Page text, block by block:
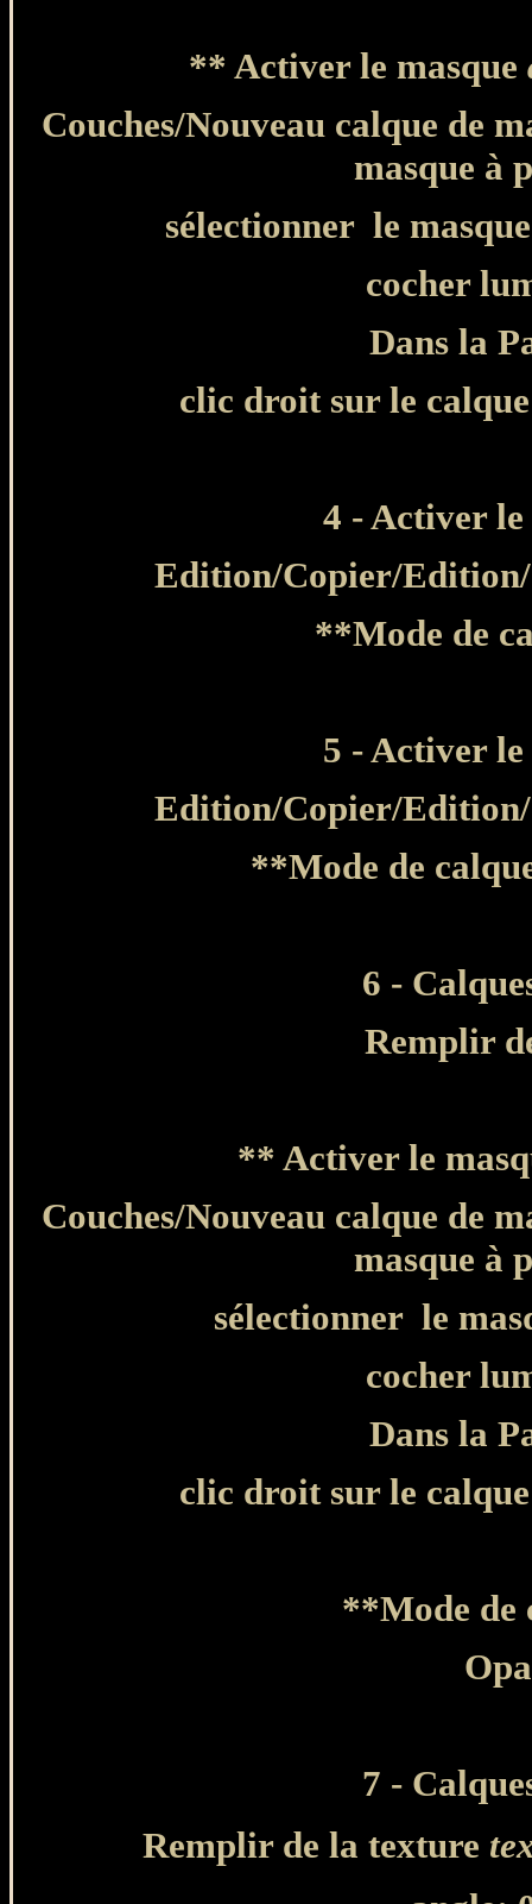
** Activer le masque
Couches/Nouveau calque de
masque à
sélectionner le
cocher
Dans la
clic droit sur le
4 - Activer
Edition/Copier/
**Mode de
5 - Activer
Edition/Copier/
**Mode de
6 -
Remplir
** Activer le
Couches/Nouveau calque de
masque à
sélectionner le
cocher
Dans la
clic droit sur le
**Mode de
7 -
Remplir de la texture